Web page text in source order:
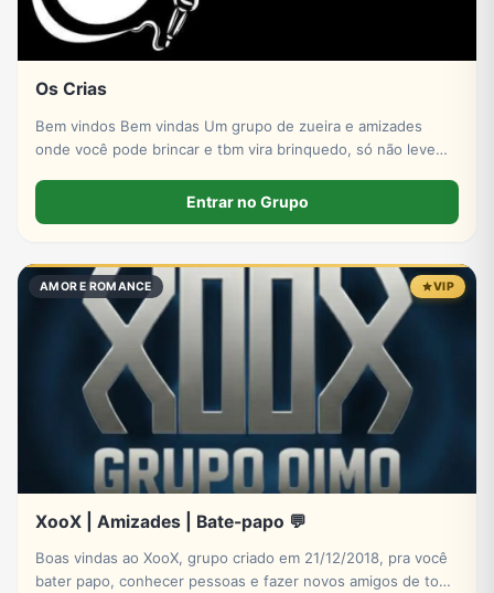
Os Crias
Bem vindos Bem vindas Um grupo de zueira e amizades
onde você pode brincar e tbm vira brinquedo, só não levem
Entrar no Grupo
AMOR E ROMANCE VIP
XooX | Amizades | Bate-papo 💬
Boas vindas ao XooX, grupo criado em 21/12/2018, pra você
bater papo, conhecer pessoas e fazer novos amigos de todo